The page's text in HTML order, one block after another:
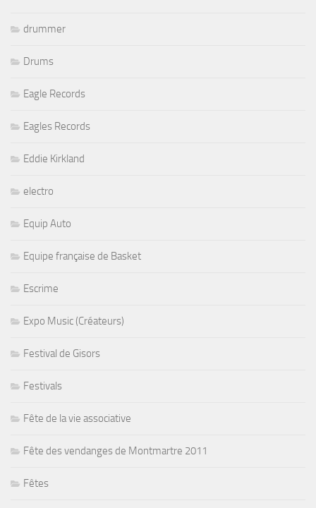
drummer
Drums
Eagle Records
Eagles Records
Eddie Kirkland
electro
Equip Auto
Equipe française de Basket
Escrime
Expo Music (Créateurs)
Festival de Gisors
Festivals
Fête de la vie associative
Fête des vendanges de Montmartre 2011
Fêtes